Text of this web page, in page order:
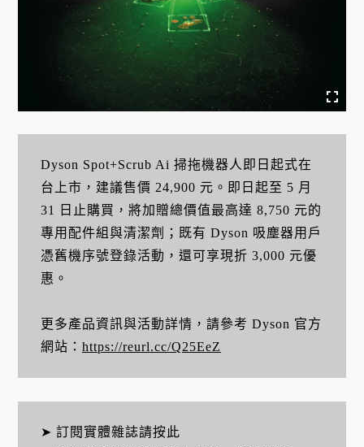
Dyson Spot+Scrub Ai 掃拖機器人即日起式在
台上市，建議售價 24,900 元。即日起至 5 月
31 日止購買，將加贈總價值最高達 8,750 元的
專用配件組與清潔劑；既有 Dyson 吸塵器用戶
憑舊機序號登錄活動，還可享現折 3,000 元優
惠。
更多產品資訊與活動詳情，請參考 Dyson 官方
網站： https://reurl.cc/Q25EeZ
➤ 訂閱實體雜誌請按此